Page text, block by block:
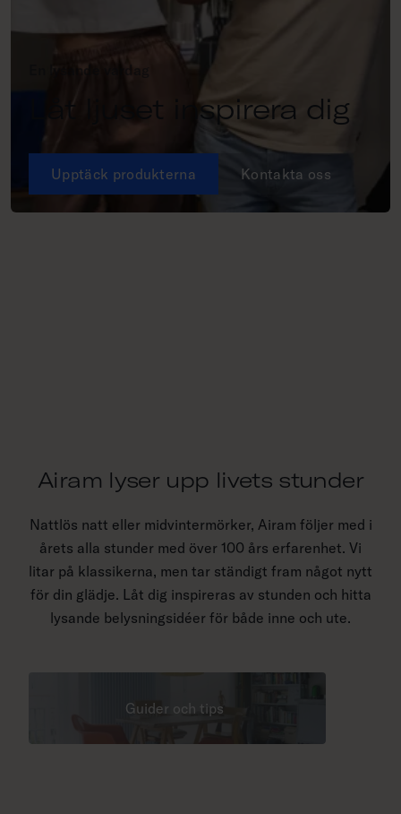
En lysande vardag
Låt ljuset inspirera dig
Upptäck produkterna Kontakta oss
Airam lyser upp livets stunder
Nattlös natt eller midvintermörker, Airam följer med i
årets alla stunder med över 100 års erfarenhet. Vi
litar på klassikerna, men tar ständigt fram något nytt
för din glädje. Låt dig inspireras av stunden och hitta
lysande belysningsidéer för både inne och ute.
Guider och tips